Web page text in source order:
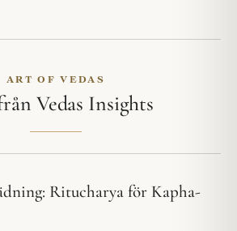
ART OF VEDAS
Vedas Insights
Ritucharya för Kapha-